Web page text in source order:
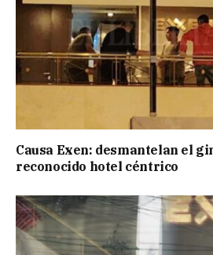
Causa Exen: desmantelan el
reconocido hotel céntrico